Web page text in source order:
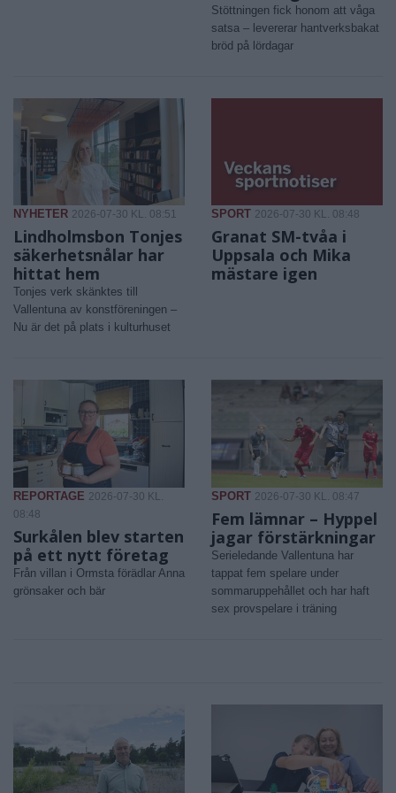
Stöttningen fick honom att våga
satsa – levererar hantverksbakat
bröd på lördagar
NYHETER 2026-07-30 KL. 08:51
Lindholmsbon Tonjes
säkerhetsnålar har
hittat hem
Tonjes verk skänktes till
Vallentuna av konstföreningen –
Nu är det på plats i kulturhuset
SPORT 2026-07-30 KL. 08:48
Granat SM-tvåa i
Uppsala och Mika
mästare igen
REPORTAGE 2026-07-30 KL.
08:48
Surkålen blev starten
på ett nytt företag
Från villan i Ormsta förädlar Anna
grönsaker och bär
SPORT 2026-07-30 KL. 08:47
Fem lämnar – Hyppel
jagar förstärkningar
Serieledande Vallentuna har
tappat fem spelare under
sommaruppehållet och har haft
sex provspelare i träning